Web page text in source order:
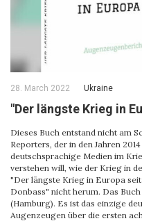
28. March 2022 Ukraine
"Der längste Krieg in
Dieses Buch entstand nicht am
Reporters, der in den Jahren
deutschsprachige Medien im
verstehen will, wie der Krieg in
"Der längste Krieg in Europa
Donbass" nicht herum. Das
(Hamburg). Es ist das einzige
Augenzeugen über die ersten